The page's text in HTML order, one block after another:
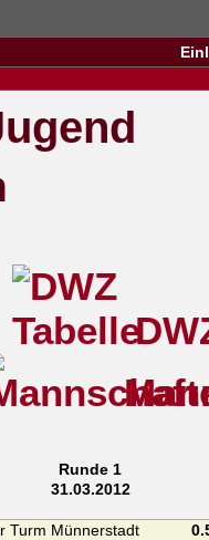
Runde 1
31.03.2012
Turm Münnerstadt